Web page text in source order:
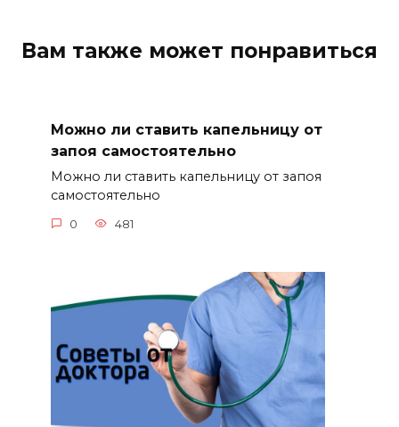
Вам также может понравиться
Можно ли ставить капельницу от
запоя самостоятельно
Можно ли ставить капельницу от запоя
самостоятельно
0 481